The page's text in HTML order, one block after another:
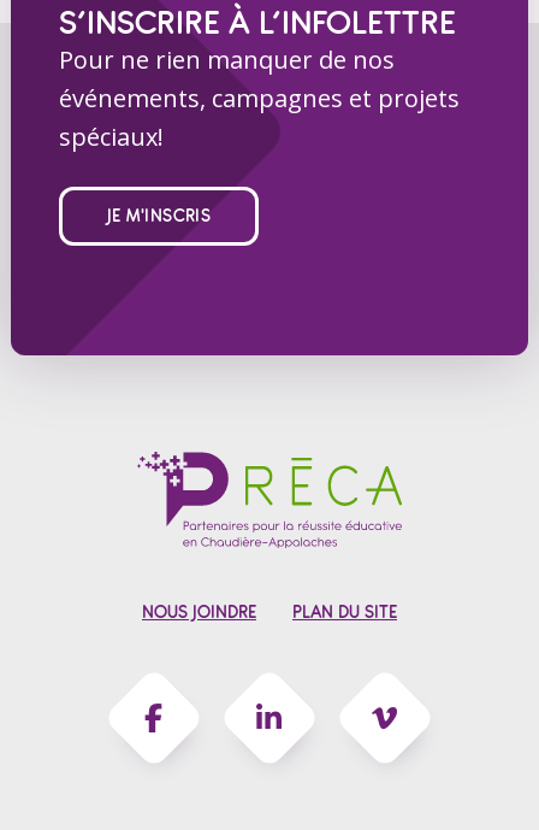
S’INSCRIRE À L’INFOLETTRE
Pour ne rien manquer de nos
événements, campagnes et projets
spéciaux!
JE M'INSCRIS
NOUS JOINDRE PLAN DU SITE